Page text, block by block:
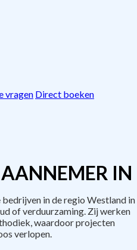
vragen Direct boeken
IN
in de regio Westland in
of verduurzaming. Zij werken
waardoor projecten
verlopen.